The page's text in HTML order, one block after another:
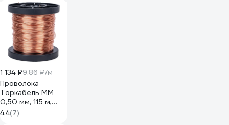
1 134 ₽9.86 ₽/м
Проволока
Торкабель ММ
0,50 мм, 115 м,
200 г
0712179201859
4.4(7)